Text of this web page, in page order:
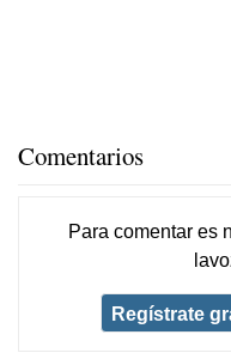
Comentarios
Para comentar es
Regístrate